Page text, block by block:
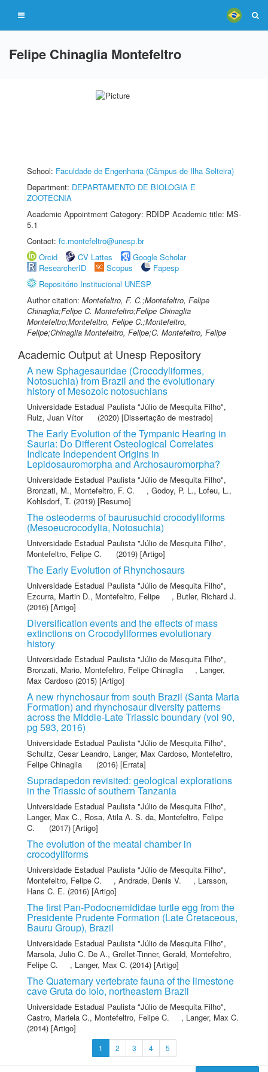
Felipe Chinaglia Montefeltro
School: Faculdade de Engenharia (Câmpus de Ilha Solteira)
Department: DEPARTAMENTO DE BIOLOGIA E
ZOOTECNIA
Academic Appointment Category: RDIDP Academic title: MS-
5.1
Contact: fc.montefeltro@unesp.br
Orcid
CV Lattes
Google Scholar
ResearcherID
Scopus
Fapesp
Repositório Institucional UNESP
Author citation: Montefeltro, F. C.;Montefeltro, Felipe
Chinaglia;Felipe C. Montefeltro;Felipe Chinaglia
Montefeltro;Montefeltro, Felipe C.;Montefeltro,
Felipe;Chinaglia Montefeltro, Felipe;C. Montefeltro, Felipe
Academic Output at Unesp Repository
A new Sphagesauridae (Crocodyliformes,
Notosuchia) from Brazil and the evolutionary
history of Mesozoic notosuchians
Universidade Estadual Paulista "Júlio de Mesquita Filho",
Ruiz, Juan Vítor
(2020) [Dissertação de mestrado]
The Early Evolution of the Tympanic Hearing in
Sauria: Do Different Osteological Correlates
Indicate Independent Origins in
Lepidosauromorpha and Archosauromorpha?
Universidade Estadual Paulista "Júlio de Mesquita Filho",
Bronzati, M., Montefeltro, F. C. , Godoy, P. L., Lofeu, L.,
Kohlsdorf, T. (2019) [Resumo]
The osteoderms of baurusuchid crocodyliforms
(Mesoeucrocodylia, Notosuchia)
Universidade Estadual Paulista "Júlio de Mesquita Filho",
Montefeltro, Felipe C.
(2019) [Artigo]
The Early Evolution of Rhynchosaurs
Universidade Estadual Paulista "Júlio de Mesquita Filho",
Ezcurra, Martin D., Montefeltro, Felipe , Butler, Richard J.
(2016) [Artigo]
Diversification events and the effects of mass
extinctions on Crocodyliformes evolutionary
history
Universidade Estadual Paulista "Júlio de Mesquita Filho",
Bronzati, Mario, Montefeltro, Felipe Chinaglia , Langer,
Max Cardoso (2015) [Artigo]
A new rhynchosaur from south Brazil (Santa Maria
Formation) and rhynchosaur diversity patterns
across the Middle-Late Triassic boundary (vol 90,
pg 593, 2016)
Universidade Estadual Paulista "Júlio de Mesquita Filho",
Schultz, Cesar Leandro, Langer, Max Cardoso, Montefeltro,
Felipe Chinaglia
(2016) [Errata]
Supradapedon revisited: geological explorations
in the Triassic of southern Tanzania
Universidade Estadual Paulista "Júlio de Mesquita Filho",
Langer, Max C., Rosa, Atila A. S. da, Montefeltro, Felipe
C.
(2017) [Artigo]
The evolution of the meatal chamber in
crocodyliforms
Universidade Estadual Paulista "Júlio de Mesquita Filho",
Montefeltro, Felipe C.
, Andrade, Denis V. , Larsson,
Hans C. E. (2016) [Artigo]
The first Pan-Podocnemididae turtle egg from the
Presidente Prudente Formation (Late Cretaceous,
Bauru Group), Brazil
Universidade Estadual Paulista "Júlio de Mesquita Filho",
Marsola, Julio C. De A., Grellet-Tinner, Gerald, Montefeltro,
Felipe C.
, Langer, Max C. (2014) [Artigo]
The Quaternary vertebrate fauna of the limestone
cave Gruta do Ioio, northeastern Brazil
Universidade Estadual Paulista "Júlio de Mesquita Filho",
Castro, Mariela C., Montefeltro, Felipe C. , Langer, Max C.
(2014) [Artigo]
1 2 3 4 5